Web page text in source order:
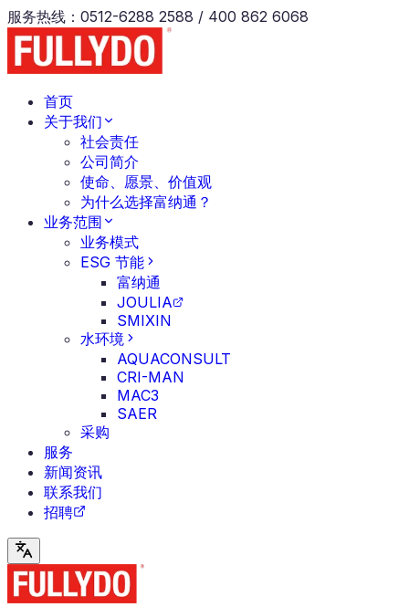
服务热线 ： 0512-6288 2588 / 400 862 6068
首页
关于我们
社会责任
公司简介
使命、愿景、价值观
为什么选择富纳通？
业务范围
业务模式
ESG 节能
富纳通
JOULIA
SMIXIN
水环境
AQUACONSULT
CRI-MAN
MAC3
SAER
采购
服务
新闻资讯
联系我们
招聘